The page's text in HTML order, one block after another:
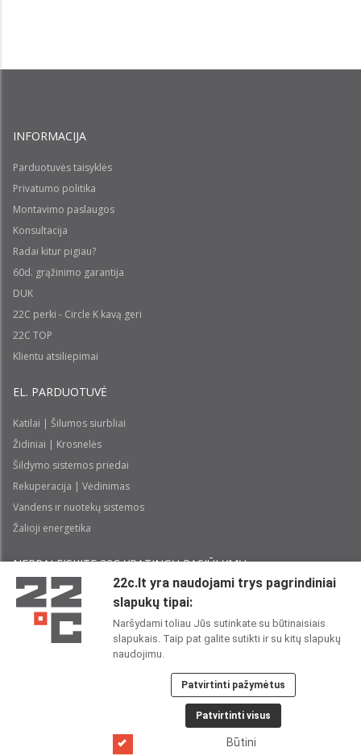
INFORMACIJA
Parduotuvės taisyklės
Privatumo politika
Montavimo paslaugos
Konsultacija
Radai kitur pigiau?
60d. grąžinimo garantija
DUK
22C perki - Circle K kavą geri
22C TOP
Klientu atsiliepimai
EL. PARDUOTUVĖ
Katilai | Šilumos siurbliai
Židiniai | Krosnelės
Šildymo sistemos priedai
Rekuperacija | Vėdinimas
Vandens ir nuotekų sistemos
Žalioji energetika
NEPRALEISKITE 22С YPATINGŲ PASIŪLYMŲ:
Perskaičiau ir sutinku su 22CPrivatumo politika
22C SOCIALINIUOSE TINKLUOSE:
22c.lt yra naudojami trys pagrindiniai
slapukų tipai:
Naršydami toliau Jūs sutinkate su būtinaisiais
slapukais. Taip pat galite sutikti ir su kitų slapukų
naudojimu.
Patvirtinti pažymėtus
Patvirtinti visus
Būtini